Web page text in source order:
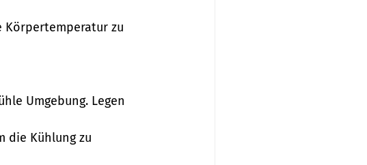
zu
Umgebung. Legen
die Kühlung zu